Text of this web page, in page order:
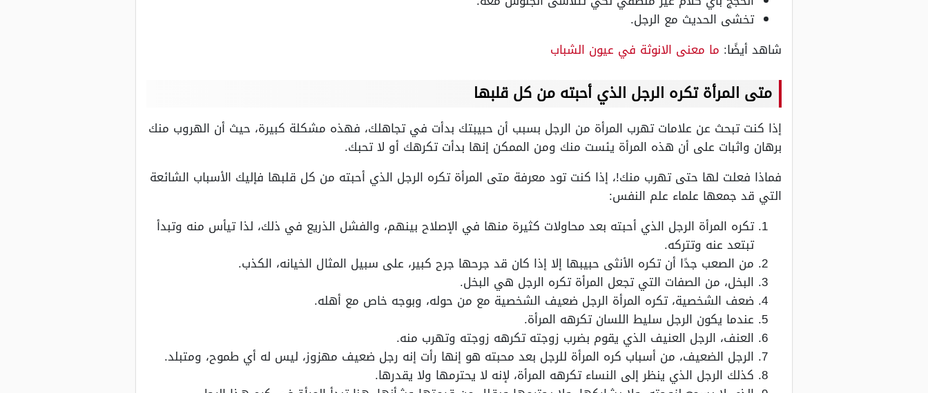
تخشى الحديث مع الرجل.
شاهد أيضًا: ما معنى الانوثة في عيون الشباب
متى المرأة تكره الرجل الذي أحبته من كل قلبها
إذا كنت تبحث عن علامات تهرب المرأة من الرجل بسبب أن حبيبتك بدأت في تجاهلك، فهذه مشكلة كبيرة، حيث أن الهروب منك
برهان واثبات على أن هذه المرأة يئست منك ومن الممكن إنها بدأت تكرهك أو لا تحبك.
فماذا فعلت لها حتى تهرب منك!، إذا كنت تود معرفة متى المرأة تكره الرجل الذي أحبته من كل قلبها فإليك الأسباب الشائعة
التي قد جمعها علماء علم النفس:
تكره المرأة الرجل الذي أحبته بعد محاولات كثيرة منها في الإصلاح بينهم، والفشل الذريع في ذلك، لذا تيأس منه وتبدأ
تبتعد عنه وتتركه.
من الصعب جدًا أن تكره الأنثى حبيبها إلا إذا كان قد جرحها جرح كبير، على سبيل المثال الخيانه، الكذب.
البخل، من الصفات التي تجعل المرأة تكره الرجل هي البخل.
ضعف الشخصية، تكره المرأة الرجل ضعيف الشخصية مع من حوله، وبوجه خاص مع أهله.
عندما يكون الرجل سليط اللسان تكرهه المرأة.
العنف، الرجل العنيف الذي يقوم بضرب زوجته تكرهه زوجته وتهرب منه.
الرجل الضعيف، من أسباب كره المرأة للرجل بعد محبته هو إنها رأت إنه رجل ضعيف مهزوز، ليس له أي طموح، ومتبلد.
كذلك الرجل الذي ينظر إلى النساء تكرهه المرأة، لإنه لا يحترمها ولا يقدرها.